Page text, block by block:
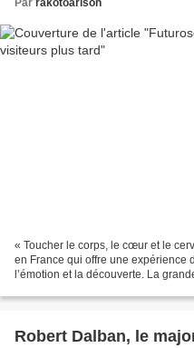
« Toucher le corps, le cœur et le
en France qui offre une expérience
l’émotion et la découverte. La
Robert Dalban, le